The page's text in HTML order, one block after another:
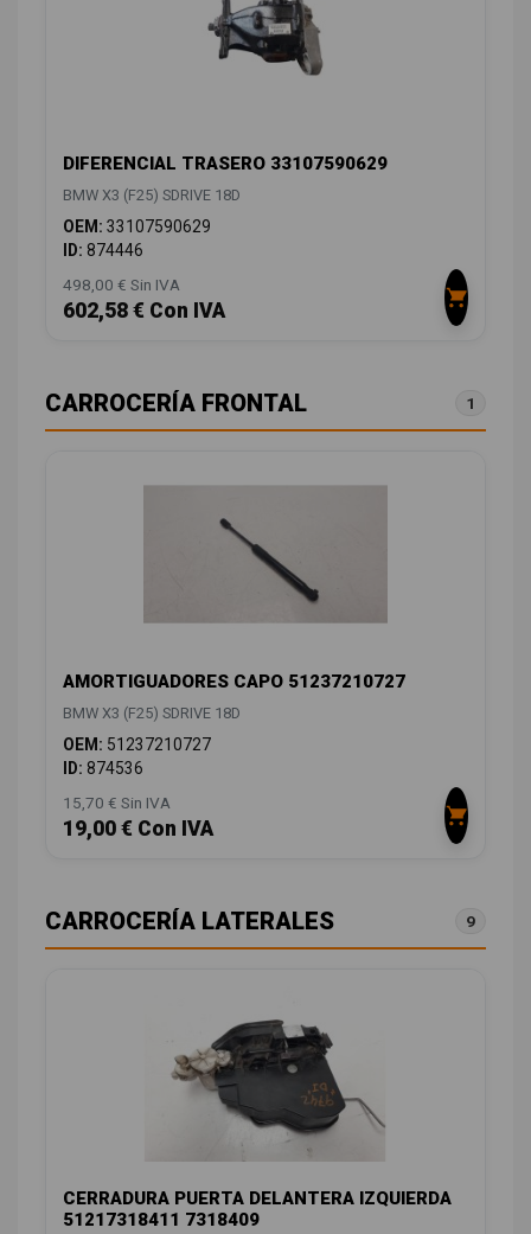
DIFERENCIAL TRASERO 33107590629
BMW X3 (F25) SDRIVE 18D
OEM: 33107590629
ID: 874446
498,00 € Sin IVA
602,58 € Con IVA
CARROCERÍA FRONTAL 1
AMORTIGUADORES CAPO 51237210727
BMW X3 (F25) SDRIVE 18D
OEM: 51237210727
ID: 874536
15,70 € Sin IVA
19,00 € Con IVA
CARROCERÍA LATERALES 9
CERRADURA PUERTA DELANTERA IZQUIERDA
51217318411 7318409